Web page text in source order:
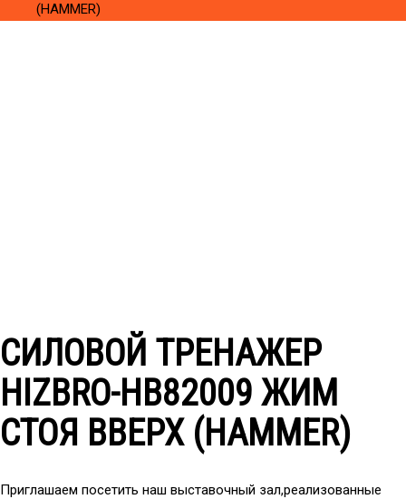
(HAMMER)
СИЛОВОЙ ТРЕНАЖЕР
HIZBRO-HB82009 ЖИМ
СТОЯ ВВЕРХ (HAMMER)
Приглашаем посетить наш выставочный зал,реализованные